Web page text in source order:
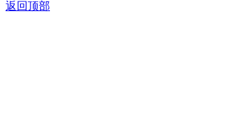
返回顶部